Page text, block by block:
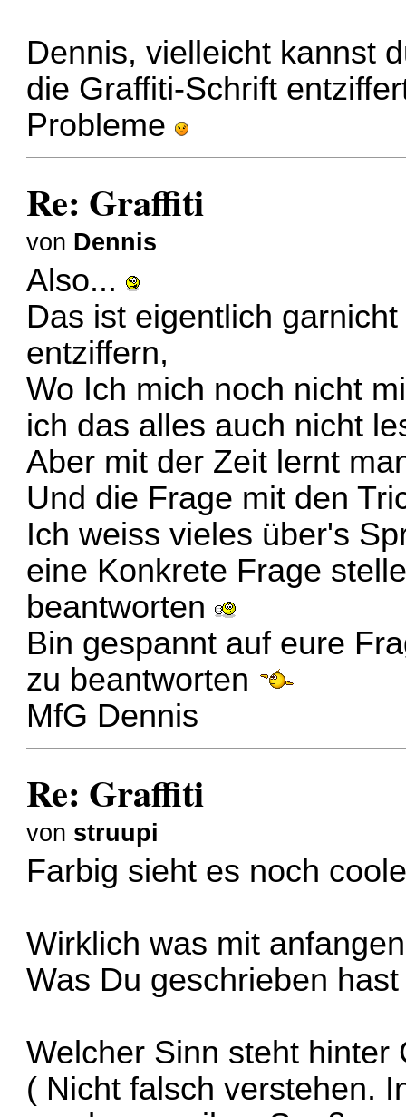
Dennis, vielleicht kannst
die Graffiti-Schrift
Probleme
Re: Graffiti
von Dennis
Also...
Das ist eigentlich
entziffern,
Wo Ich mich noch nicht
ich das alles auch nicht
Aber mit der Zeit lernt
Und die Frage mit den
Ich weiss vieles über's
eine Konkrete Frage
beantworten
Bin gespannt auf eure
zu beantworten
MfG Dennis
Re: Graffiti
von struupi
Farbig sieht es noch
Wirklich was mit
Was Du geschrieben
Welcher Sinn steht hinter
( Nicht falsch verstehen.